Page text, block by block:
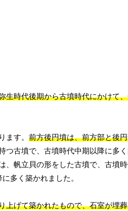
生時代後期から古墳時代にかけて
ます。 前方後円墳は、前方部と後
つ古墳で、古墳時代中期以降に多
、帆立貝の形をした古墳で、古墳
多く築かれました。
上げて築かれたもので、石室が埋